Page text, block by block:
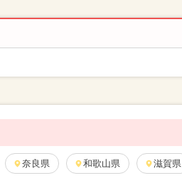
奈良県 和歌山県 滋賀県